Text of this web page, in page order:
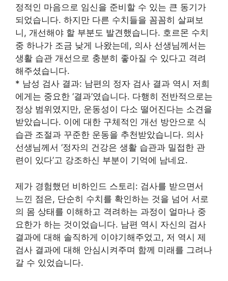
정적인 마음으로 임신을 준비할 수 있는 큰 동기가
되었습니다. 하지만 다른 수치들을 꼼꼼히 살펴보
니, 개선해야 할 부분도 발견했습니다. 호르몬 수치
중 하나가 조금 낮게 나왔는데, 의사 선생님께서는
생활 습관 개선으로 충분히 좋아질 수 있다고 격려
해주셨습니다.
* 남성 검사 결과: 남편의 정자 검사 결과 역시 저희
에게는 중요한 ‘결과’였습니다. 다행히 전반적으로는
정상 범위였지만, 운동성이 다소 떨어진다는 소견을
받았습니다. 이에 대한 구체적인 개선 방안으로 식
습관 조절과 꾸준한 운동을 추천받았습니다. 의사
선생님께서 ‘정자의 건강은 생활 습관과 밀접한 관
련이 있다’고 강조하신 부분이 기억에 남네요.
제가 경험했던 비하인드 스토리: 검사를 받으면서
느낀 점은, 단순히 수치를 확인하는 것을 넘어 서로
의 몸 상태를 이해하고 격려하는 과정이 얼마나 중
요한가 하는 것이었습니다. 남편 역시 자신의 검사
결과에 대해 솔직하게 이야기해주었고, 저 역시 제
검사 결과에 대해 안심시켜주며 함께 미래를 그려나
갈 수 있었습니다.